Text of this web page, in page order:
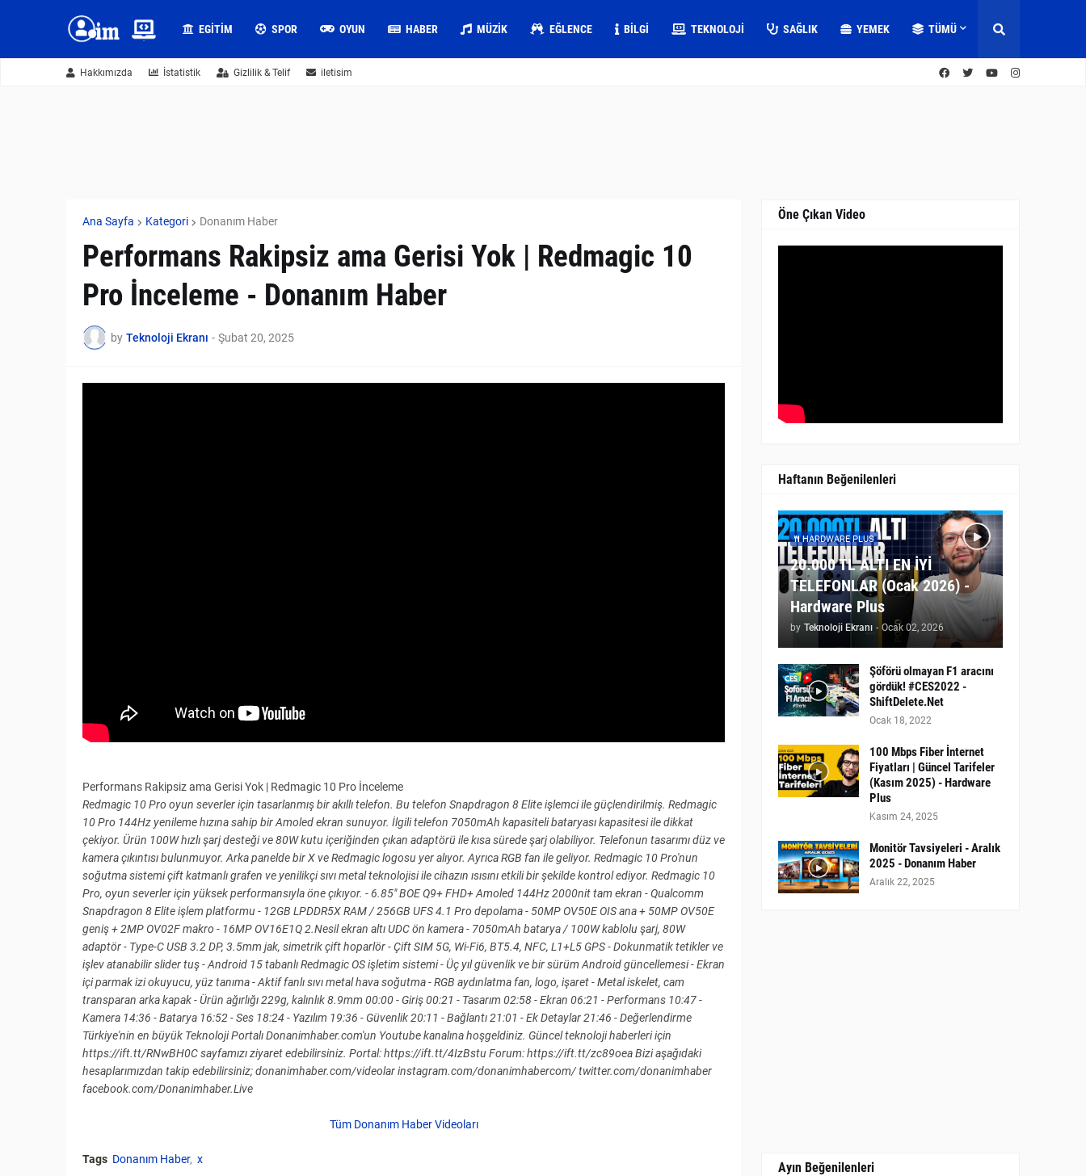
EGITIM SPOR OYUN HABER MÜZIK EĞLENCE BILGI TEKNOLOJI SAĞLIK YEMEK TÜMÜ
Hakkımızda İstatistik Gizlilik & Telif iletisim
Ana Sayfa Kategori Donanım Haber
Performans Rakipsiz ama Gerisi Yok | Redmagic 10
Pro İnceleme - Donanım Haber
by Teknoloji Ekranı - Şubat 20, 2025
Performans Rakipsiz ama Gerisi Yok | Redmagic 10 Pro İnceleme
Redmagic 10 Pro oyun severler için tasarlanmış bir akıllı telefon. Bu telefon Snapdragon 8 Elite işlemci ile güçlendirilmiş. Redmagic
10 Pro 144Hz yenileme hızına sahip bir Amoled ekran sunuyor. İlgili telefon 7050mAh kapasiteli bataryası kapasitesi ile dikkat
çekiyor. Ürün 100W hızlı şarj desteği ve 80W kutu içeriğinden çıkan adaptörü ile kısa sürede şarj olabiliyor. Telefonun tasarımı düz ve
kamera çıkıntısı bulunmuyor. Arka panelde bir X ve Redmagic logosu yer alıyor. Ayrıca RGB fan ile geliyor. Redmagic 10 Pro'nun
soğutma sistemi çift katmanlı grafen ve yenilikçi sıvı metal teknolojisi ile cihazın ısısını etkili bir şekilde kontrol ediyor. Redmagic 10
Pro, oyun severler için yüksek performansıyla öne çıkıyor. - 6.85" BOE Q9+ FHD+ Amoled 144Hz 2000nit tam ekran - Qualcomm
Snapdragon 8 Elite işlem platformu - 12GB LPDDR5X RAM / 256GB UFS 4.1 Pro depolama - 50MP OV50E OIS ana + 50MP OV50E
geniş + 2MP OV02F makro - 16MP OV16E1Q 2.Nesil ekran altı UDC ön kamera - 7050mAh batarya / 100W kablolu şarj, 80W
adaptör - Type-C USB 3.2 DP, 3.5mm jak, simetrik çift hoparlör - Çift SIM 5G, Wi-Fi6, BT5.4, NFC, L1+L5 GPS - Dokunmatik tetikler ve
işlev atanabilir slider tuş - Android 15 tabanlı Redmagic OS işletim sistemi - Üç yıl güvenlik ve bir sürüm Android güncellemesi - Ekran
içi parmak izi okuyucu, yüz tanıma - Aktif fanlı sıvı metal hava soğutma - RGB aydınlatma fan, logo, işaret - Metal iskelet, cam
transparan arka kapak - Ürün ağırlığı 229g, kalınlık 8.9mm 00:00 - Giriş 00:21 - Tasarım 02:58 - Ekran 06:21 - Performans 10:47 -
Kamera 14:36 - Batarya 16:52 - Ses 18:24 - Yazılım 19:36 - Güvenlik 20:11 - Bağlantı 21:01 - Ek Detaylar 21:46 - Değerlendirme
Türkiye'nin en büyük Teknoloji Portalı Donanimhaber.com'un Youtube kanalına hoşgeldiniz. Güncel teknoloji haberleri için
https://ift.tt/RNwBH0C sayfamızı ziyaret edebilirsiniz. Portal: https://ift.tt/4IzBstu Forum: https://ift.tt/zc89oea Bizi aşağıdaki
hesaplarımızdan takip edebilirsiniz; donanimhaber.com/videolar instagram.com/donanimhabercom/ twitter.com/donanimhaber
facebook.com/Donanimhaber.Live
Tüm Donanım Haber Videoları
Tags Donanım Haber x
Öne Çıkan Video
Haftanın Beğenilenleri
HARDWARE PLUS
20.000 TL ALTI EN İYİ
TELEFONLAR (Ocak 2026) -
Hardware Plus
by Teknoloji Ekranı - Ocak 02, 2026
Şöförü olmayan F1 aracını
gördük! #CES2022 -
ShiftDelete.Net
Ocak 18, 2022
100 Mbps Fiber İnternet
Fiyatları | Güncel Tarifeler
(Kasım 2025) - Hardware
Plus
Kasım 24, 2025
Monitör Tavsiyeleri - Aralık
2025 - Donanım Haber
Aralık 22, 2025
Ayın Beğenilenleri